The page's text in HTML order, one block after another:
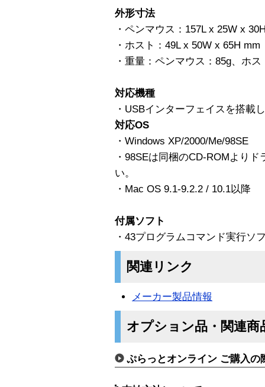
外形寸法
・ペンマウス：157L x 25W x
・ホスト：49L x 50W x 65H mm
・重量：ペンマウス：85g、ホス
対応機種
・USBインターフェイスを搭載
対応OS
・Windows XP/2000/Me/98SE
・98SEは同梱のCD-ROMより
い。
・Mac OS 9.1-9.2.2 / 10.1以降
付属ソフト
・43プログラムコマンド実行ソ
関連リンク
メーカー製品情報
オプション品・関連商
ぷらっとオンライン ご購入の